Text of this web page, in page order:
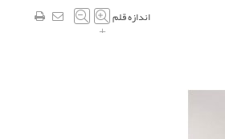
اندازه قلم
+